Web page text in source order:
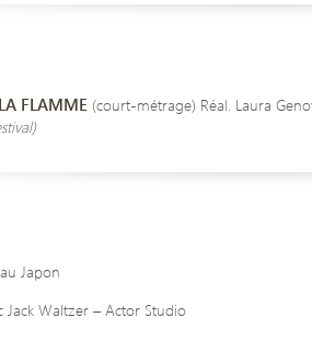
FLAMME(court-métrage) Réal. Laura
Japon
Jack Waltzer – Actor Studio